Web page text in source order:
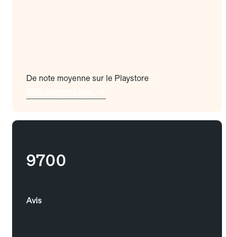
De note moyenne sur le Playstore
9700
Avis